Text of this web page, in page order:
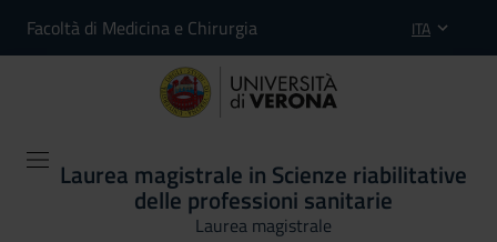
Facoltà di Medicina e Chirurgia ITA
Laurea magistrale in Scienze riabilitative
delle professioni sanitarie
Laurea magistrale